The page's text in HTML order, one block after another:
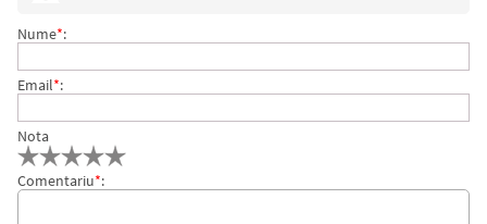
Nume*:
Email*:
Nota
Comentariu*: